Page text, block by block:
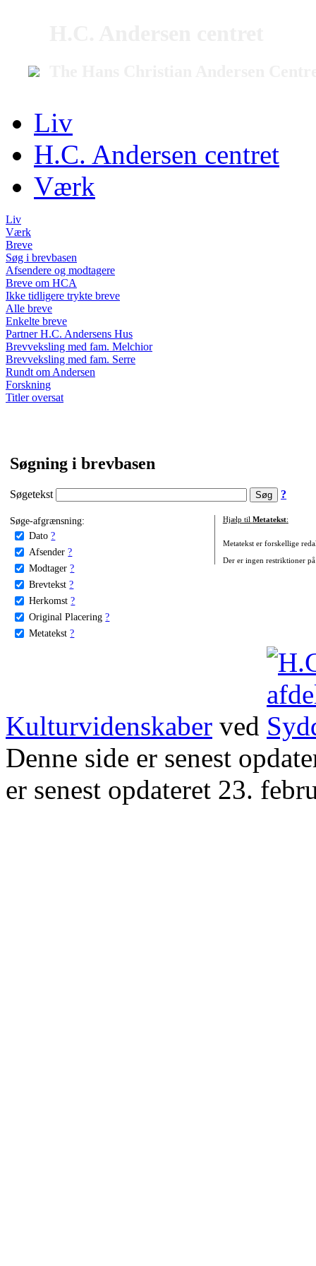
Liv
H.C. Andersen centret
Værk
Liv
Værk
Breve
Søg i brevbasen
Afsendere og modtagere
Breve om HCA
Ikke tidligere trykte breve
Alle breve
Enkelte breve
Partner H.C. Andersens Hus
Brevveksling med fam. Melchior
Brevveksling med fam. Serre
Rundt om Andersen
Forskning
Titler oversat
Søgning i brevbasen
Søgetekst ?
Søge-afgrænsning:
Dato ?
Afsender ?
Modtager ?
Brevtekst ?
Herkomst ?
Original Placering ?
Metatekst ?
Hjælp til Metatekst:
Metatekst er forskellige
Der er ingen restriktioner
Kulturvidenskaber ved
Denne side er senest
er senest opdateret 23.